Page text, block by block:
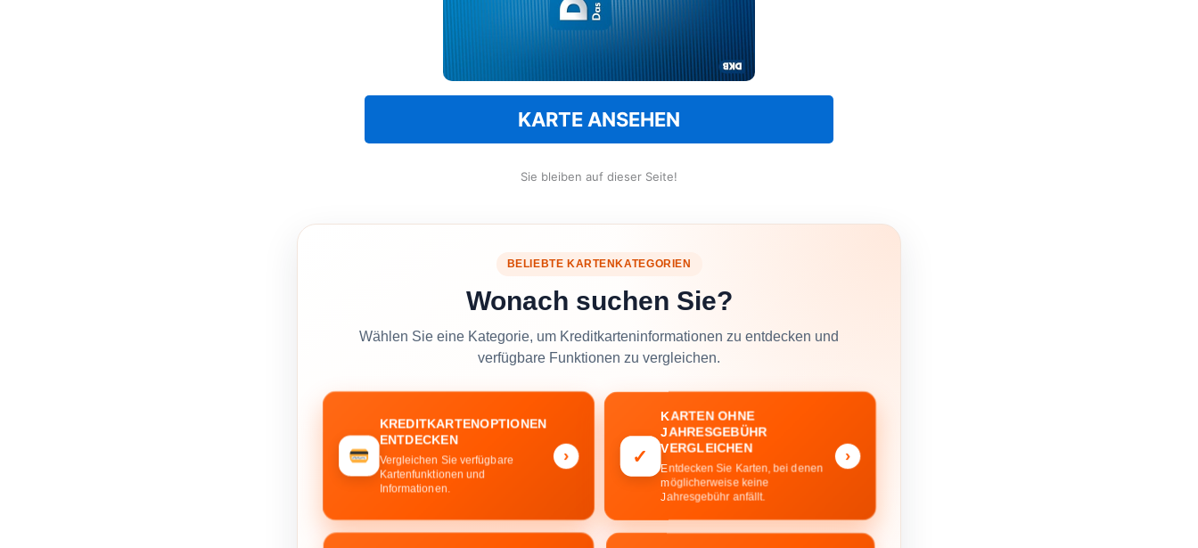
KARTE ANSEHEN
Sie bleiben auf dieser Seite!
BELIEBTE KARTENKATEGORIEN
Wonach suchen Sie?
Wählen Sie eine Kategorie, um Kreditkarteninformationen zu entdecken und
verfügbare Funktionen zu vergleichen.
KREDITKARTENOPTIONEN
ENTDECKEN
Vergleichen Sie verfügbare
Kartenfunktionen und
Informationen.
› ✓
KARTEN OHNE
JAHRESGEBÜHR
VERGLEICHEN
Entdecken Sie Karten, bei denen
möglicherweise keine
Jahresgebühr anfällt.
›